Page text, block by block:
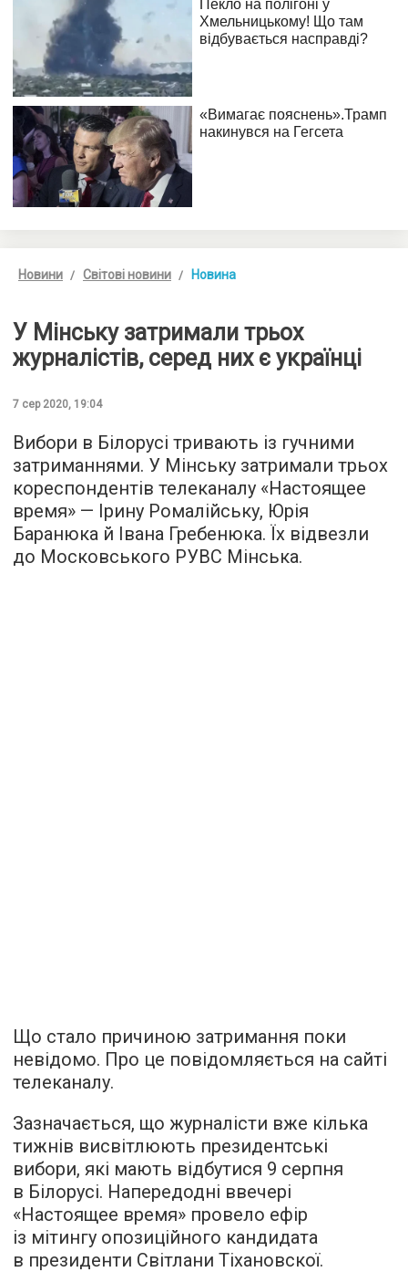
Новини Світові новини Новина
У Мінську затримали трьох
журналістів, серед них є українці
7 сер 2020, 19:04
Вибори в Білорусі тривають із гучними
затриманнями. У Мінську затримали трьох
кореспондентів телеканалу «Настоящее
время» — Ірину Ромалійську, Юрія
Баранюка й Івана Гребенюка. Їх відвезли
до Московського РУВС Мінська.
Що стало причиною затримання поки
невідомо. Про це повідомляється на сайті
телеканалу.
Зазначається, що журналісти вже кілька
тижнів висвітлюють президентські
вибори, які мають відбутися 9 серпня
в Білорусі. Напередодні ввечері
«Настоящее время» провело ефір
із мітингу опозиційного кандидата
в президенти Світлани Тіхановскої.